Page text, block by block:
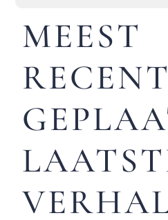
MEEST
RECENT